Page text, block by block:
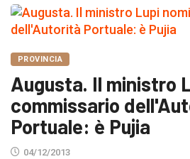
PROVINCIA
Augusta. Il ministro
commissario
Portuale: è Pujia
04/12/2013